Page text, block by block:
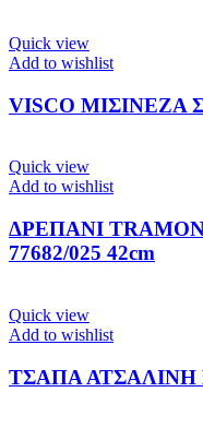
Quick view
Add to wishlist
VISCO ΜΙΣΙΝΕΖΑ
Quick view
Add to wishlist
ΔΡΕΠΑΝΙ
77682/025 42cm
Quick view
Add to wishlist
ΤΣΑΠΑ